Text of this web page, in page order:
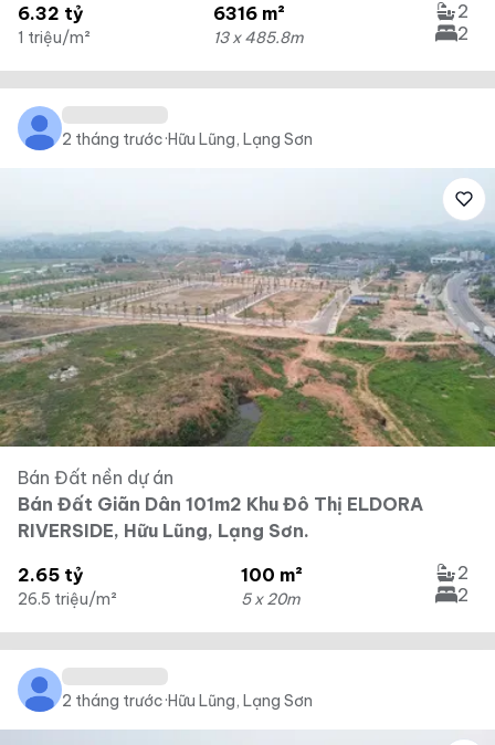
6.32 tỷ
1 triệu/m²
6316 m²
13 x 485.8m
2
2
2 tháng trước·Hữu Lũng, Lạng Sơn
Bán Đất nền dự án
Bán Đất Giãn Dân 101m2 Khu Đô Thị ELDORA
RIVERSIDE, Hữu Lũng, Lạng Sơn.
2.65 tỷ
26.5 triệu/m²
100 m²
5 x 20m
2
2
2 tháng trước·Hữu Lũng, Lạng Sơn